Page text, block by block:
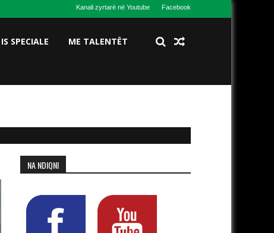
Kanali zyrtarë në Youtube Facebook
IS SPECIALE ME TALENTËT
NA NDIQNI